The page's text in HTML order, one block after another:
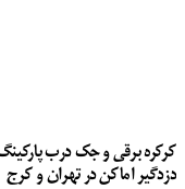
کرکره برقی و جک درب
دزدگیر اماکن در تهران و کرج